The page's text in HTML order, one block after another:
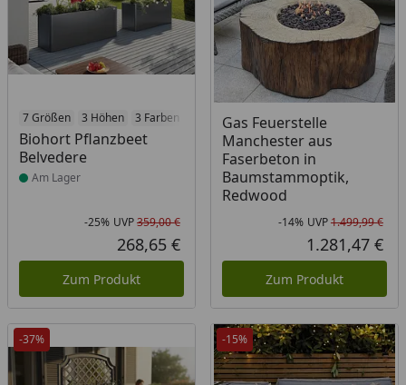
7 Größen 3 Höhen 3 Farben
Biohort Pflanzbeet
Belvedere
Produkt am Lager
Am Lager
Rabatt in Prozent
-25%
Ursprünglicher Preis
UVP359,00 €
Aktueller Preis
268,65 €
Zum Produkt
Gas Feuerstelle
Manchester aus
Faserbeton in
Baumstammoptik,
Redwood
-14% UVP1.499,99 €
1.281,47 €
Zum Produkt
-37% -15%